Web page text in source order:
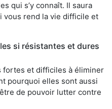
qui s’y connaît. Il saura
vous rend la vie difficile et
si résistantes et dures
fortes et difficiles à éliminer
pourquoi elles sont aussi
de pouvoir lutter contre